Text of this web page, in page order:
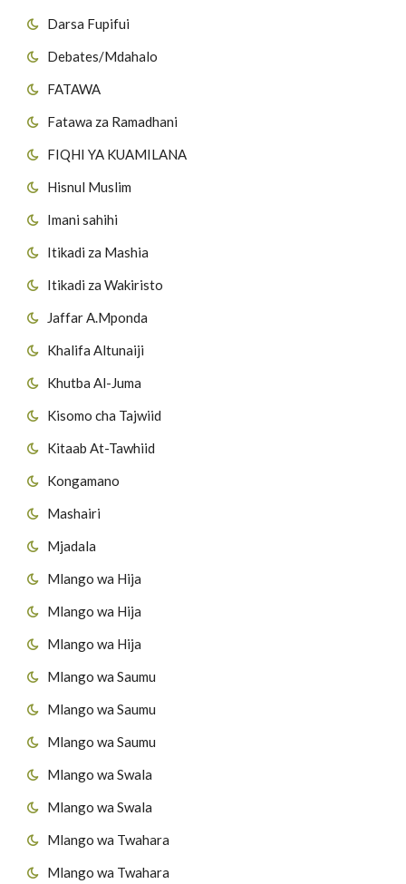
Darsa Fupifui
Debates/Mdahalo
FATAWA
Fatawa za Ramadhani
FIQHI YA KUAMILANA
Hisnul Muslim
Imani sahihi
Itikadi za Mashia
Itikadi za Wakiristo
Jaffar A.Mponda
Khalifa Altunaiji
Khutba Al-Juma
Kisomo cha Tajwiid
Kitaab At-Tawhiid
Kongamano
Mashairi
Mjadala
Mlango wa Hija
Mlango wa Hija
Mlango wa Hija
Mlango wa Saumu
Mlango wa Saumu
Mlango wa Saumu
Mlango wa Swala
Mlango wa Swala
Mlango wa Twahara
Mlango wa Twahara